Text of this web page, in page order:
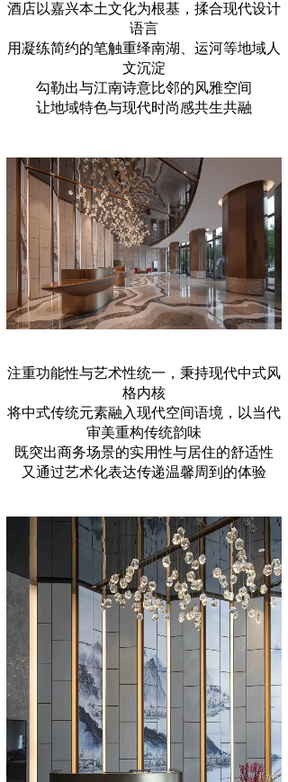
酒店以嘉兴本土文化为根基，揉合现代设计
语言
用凝练简约的笔触重绎南湖、运河等地域人
文沉淀
勾勒出与江南诗意比邻的风雅空间
让地域特色与现代时尚感共生共融
注重功能性与艺术性统一，秉持现代中式风
格内核
将中式传统元素融入现代空间语境，以当代
审美重构传统韵味
既突出商务场景的实用性与居住的舒适性
又通过艺术化表达传递温馨周到的体验